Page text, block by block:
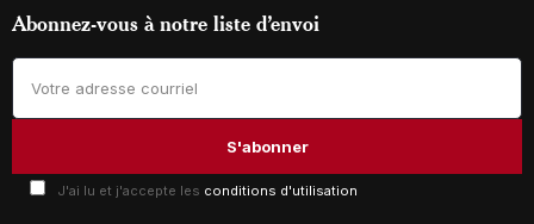
Abonnez-vous à notre liste d’envoi
J'ai lu et j'accepte les conditions d'utilisation